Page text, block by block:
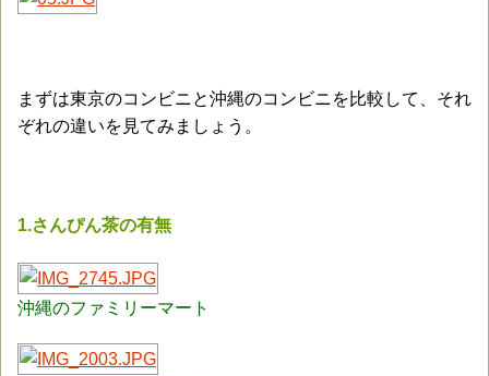
まずは東京のコンビニと沖縄のコンビニを比較して、それ
ぞれの違いを見てみましょう。
1.さんぴん茶の有無
沖縄のファミリーマート